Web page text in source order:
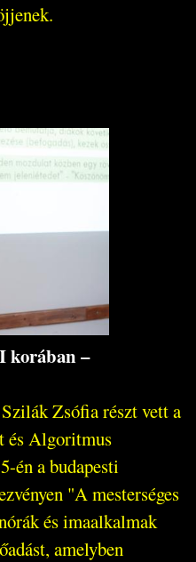
korában –
Zsófia részt vett a
és Algoritmus
én a budapesti
"A mesterséges
és imaalkalmak
amelyben